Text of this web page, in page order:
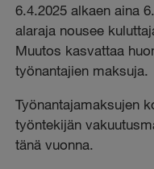
6.4.2025 alkaen aina
alaraja nousee
Muutos kasvattaa
työnantajien maksuja.
Työnantajamaksujen
työntekijän
tänä vuonna.